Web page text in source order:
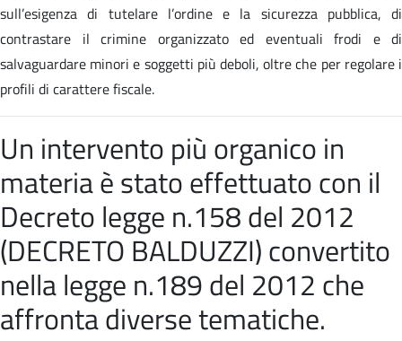
sull’esigenza di tutelare l’ordine e la sicurezza pubblica, di
contrastare il crimine organizzato ed eventuali frodi e di
salvaguardare minori e soggetti più deboli, oltre che per regolare i
profili di carattere fiscale.
Un intervento più organico in
materia è stato effettuato con il
Decreto legge n.158 del 2012
(DECRETO BALDUZZI) convertito
nellalegge n.189 del 2012 che
affronta diverse tematiche.